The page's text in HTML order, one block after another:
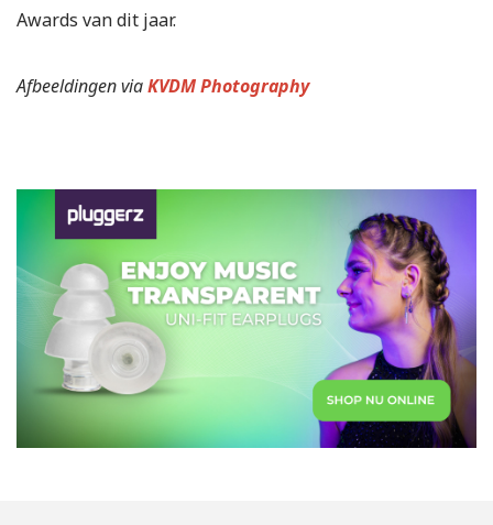
Awards van dit jaar.
Afbeeldingen viaKVDM Photography